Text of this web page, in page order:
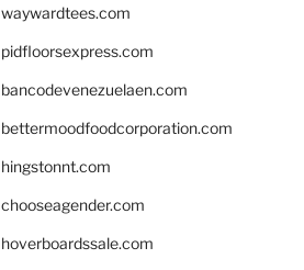
waywardtees.com
pidfloorsexpress.com
bancodevenezuelaen.com
bettermoodfoodcorporation.com
hingstonnt.com
chooseagender.com
hoverboardssale.com